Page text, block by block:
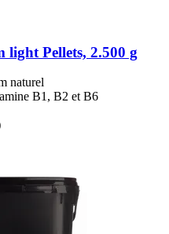
light Pellets, 2.500 g
naturel
B1, B2 et B6